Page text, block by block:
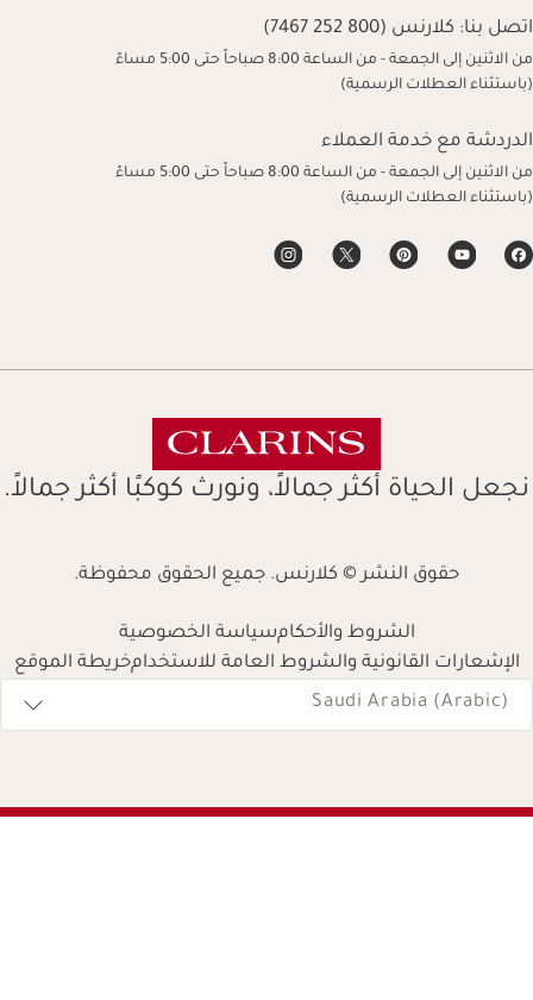
اتصل بنا: كلارنس (800 252 7467)
من الاثنين إلى الجمعة - من الساعة 8:00 صباحاً حتى 5:00 مساءً
(باستثناء العطلات الرسمية)
الدردشة مع خدمة العملاء
من الاثنين إلى الجمعة - من الساعة 8:00 صباحاً حتى 5:00 مساءً
(باستثناء العطلات الرسمية)
نجعل الحياة أكثر جمالاً، ونورث كوكبًا أكثر جمالاً.
حقوق النشر © كلارنس. جميع الحقوق محفوظة.
الشروط والأحكامسياسة الخصوصية
الإشعارات القانونية والشروط العامة للاستخدامخريطة الموقع
Navigates to
Saudi Arabia (Arabic)